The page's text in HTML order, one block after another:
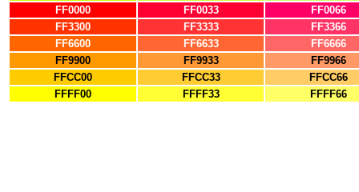
FF0000
FF0033
FF0066
FF3300
FF3333
FF3366
FF6600
FF6633
FF6666
FF9900
FF9933
FF9966
FFCC00
FFCC33
FFCC66
FFFF00
FFFF33 FFFF66